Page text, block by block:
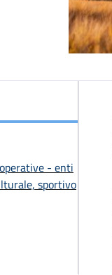
- enti
sportivo